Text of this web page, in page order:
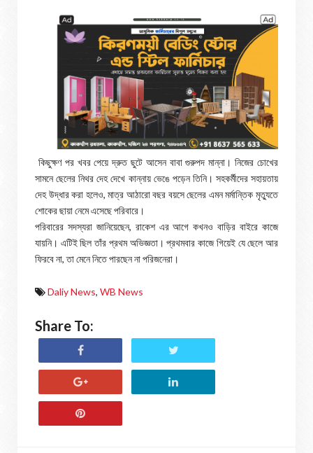
কিছুক্ষণ পর খবর পেয়ে দ্রুত ছুটে আসেন বাবা গুরুপদ মান্না। নিজের চোখের
সামনে ছেলের নিথর দেহ দেখে কান্নায় ভেঙে পড়েন তিনি। সহকর্মীদের সহায়তায়
দেহ উদ্ধার করা হলেও, মাত্র আঠারো বছর বয়সে ছেলের এমন মর্মান্তিক মৃত্যুতে
শোকের ছায়া নেমে এসেছে পরিবারে।
পরিবারের সদস্যরা জানিয়েছেন, রাকেশ এর আগে কখনও বাড়ির বাইরে কাজে
যায়নি। এটিই ছিল তাঁর প্রথম অভিজ্ঞতা। প্রথমবার কাজে গিয়েই যে ছেলে আর
ফিরবে না, তা মেনে নিতে পারছেন না পরিজনেরা।
Daliy News, WB News
Share To: